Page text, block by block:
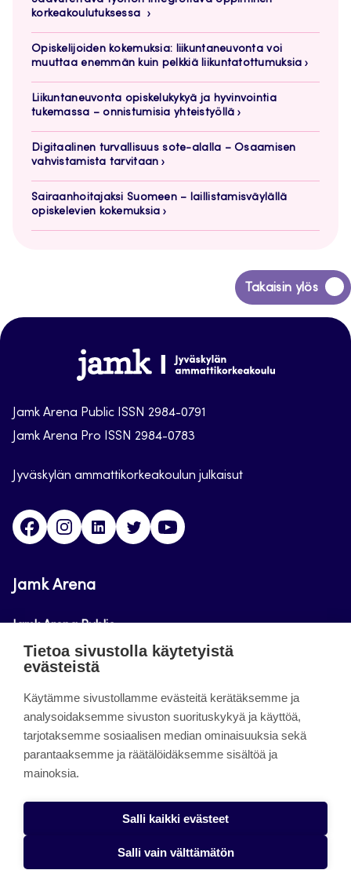
korkeakoulutuksessa
Opiskelijoiden kokemuksia: liikuntaneuvonta voi
muuttaa enemmän kuin pelkkiä liikuntatottumuksia
Liikuntaneuvonta opiskelukykyä ja hyvinvointia
tukemassa – onnistumisia yhteistyöllä
Digitaalinen turvallisuus sote-alalla – Osaamisen
vahvistamista tarvitaan
Sairaanhoitajaksi Suomeen – laillistamisväylällä
opiskelevien kokemuksia
Takaisin ylös
Siirry
takaisin
Jamk
Arena
Jamk Arena Public ISSN 2984-0791
Jamk Arena Pro ISSN 2984-0783
Jyväskylän ammattikorkeakoulun julkaisut
FacebookInstagramLinkedinTwitter
Jamk Arena
Jamk Arena Public
Jamk Arena Pro
Tietoa sivustosta
Saavutettavuusseloste
Alasottoilmoitus
Tietoa sivustolla käytetyistä
evästeistä
Käytämme sivustollamme evästeitä kerätäksemme ja
analysoidaksemme sivuston suorituskykyä ja käyttöä,
tarjotaksemme sosiaalisen median ominaisuuksia sekä
parantaaksemme ja räätälöidäksemme sisältöä ja
mainoksia.
Salli kaikki evästeet
Salli vain välttämätön